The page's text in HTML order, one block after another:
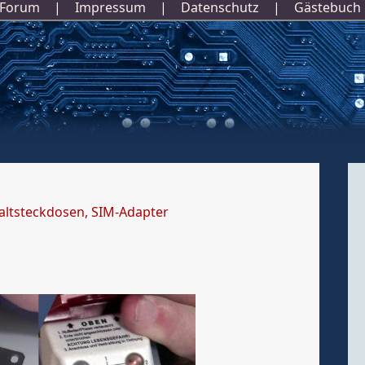
Forum | Impressum | Datenschutz | Gästebuch
SIM-Adapter